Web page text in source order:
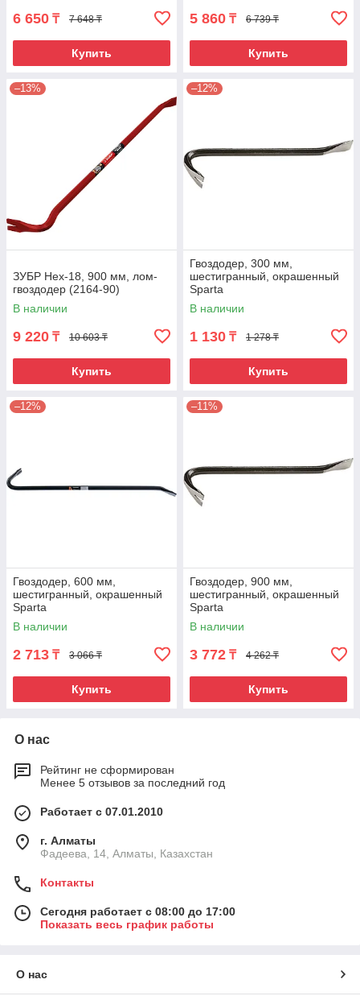
6 650 ₸ 7 648 ₸
Купить
5 860 ₸ 6 739 ₸
Купить
–13%
ЗУБР Hex-18, 900 мм, лом-
гвоздодер (2164-90)
В наличии
9 220 ₸ 10 603 ₸
Купить
–12%
Гвоздодер, 300 мм,
шестигранный, окрашенный
Sparta
В наличии
1 130 ₸ 1 278 ₸
Купить
–12%
Гвоздодер, 600 мм,
шестигранный, окрашенный
Sparta
В наличии
2 713 ₸ 3 066 ₸
Купить
–11%
Гвоздодер, 900 мм,
шестигранный, окрашенный
Sparta
В наличии
3 772 ₸ 4 262 ₸
Купить
О нас
Рейтинг не сформирован
Менее 5 отзывов за последний год
Работает с 07.01.2010
г. Алматы
Фадеева, 14, Алматы, Казахстан
Контакты
Сегодня работает с 08:00 до 17:00
Показать весь график работы
О нас